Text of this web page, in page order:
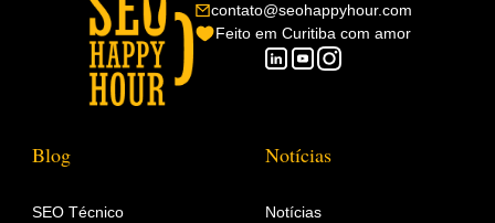
contato@seohappyhour.com
Feito em Curitiba com amor
Blog
SEO Técnico
Notícias
Notícias